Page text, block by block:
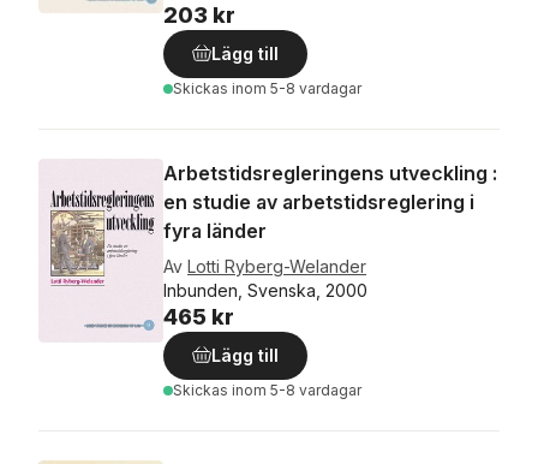
203 kr
Lägg till
Skickas inom 5-8 vardagar
Arbetstidsregleringens utveckling :
en studie av arbetstidsreglering i
fyra länder
Av Lotti Ryberg-Welander
Inbunden, Svenska, 2000
465 kr
Lägg till
Skickas inom 5-8 vardagar